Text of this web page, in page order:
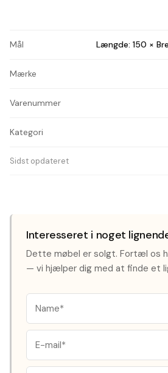
Mål Længde: 150 ×
Mærke
Varenummer
Kategori
Sidst opdateret
Interesseret i noget
Dette møbel er solgt. Fortæl os
— vi hjælper dig med at finde et